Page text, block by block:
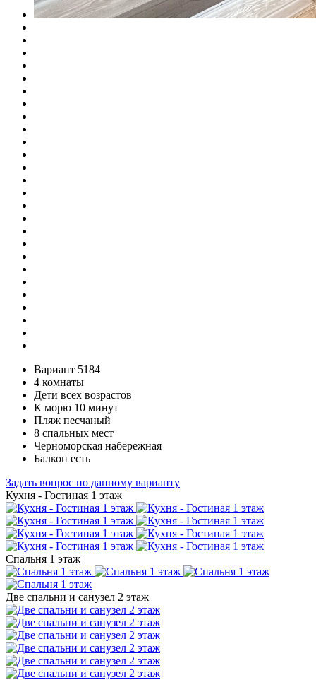
Вариант 5184
4 комнаты
Дети всех возрастов
К морю 10 минут
Пляж песчаный
8 спальных мест
Черноморская набережная
Балкон есть
Задать вопрос по данному варианту
Кухня - Гостиная 1 этаж
Спальня 1 этаж
Две спальни и санузел 2 этаж